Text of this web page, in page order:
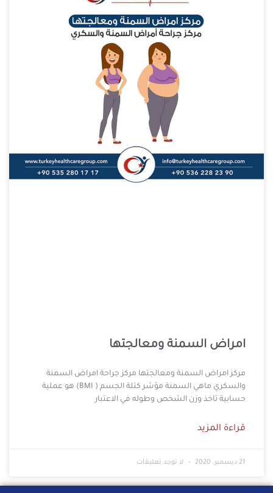
امراض السمنة ومعالجتها
مركز امراض السمنة ومعالجتها مركز جراحة امراض السمنة
والسكري ماهي السمنة مؤشر كتلة الجسم ( BMI) هو عملية
حسابية تاخذ وزن الشخص وطوله في الاعتبار
قراءة المزيد
21 ديسمبر، 2020 لا توجد تعليقات